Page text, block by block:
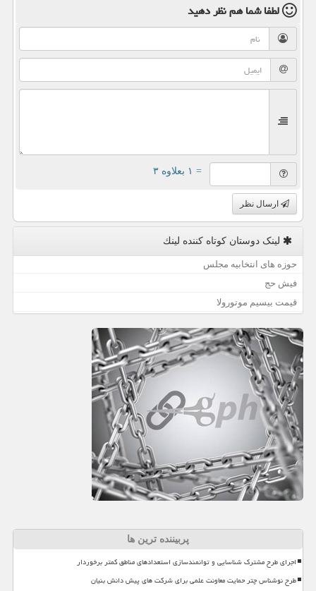
لطفا شما همنظر دهید
= ۱ بعلاوه ۳
ارسال نظر
لینک دوستان كوتاه كننده لینك
حوزه های انتخابیه مجلس
فیش حج
قیمت بیسیم موتورولا
پربیننده ترین ها
اجرای طرح مشترک شناسایی و توانمندسازی استعدادهای مناطق کمتر برخوردار
طرح نوشناس چتر حمایت معاونت علمی برای شرکت های پیش دانش بنیان